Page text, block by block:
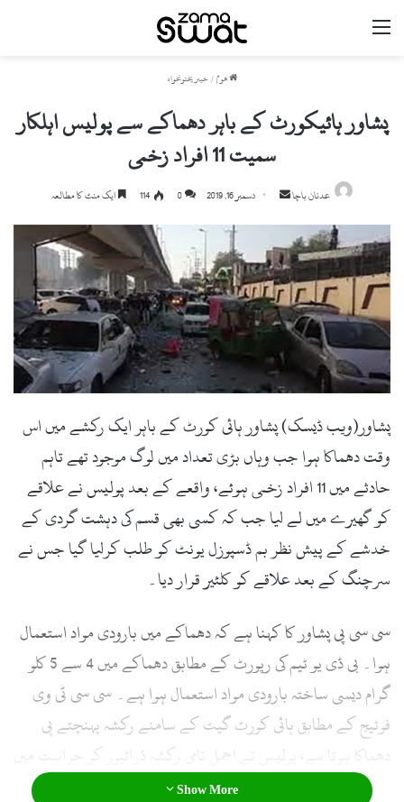
ھوم / خیبر پختونخواہ
پشاور ہائیکورٹ کے باہر دھماکے سے پولیس اہلکار
سمیت 11 افراد زخمی
عدنان باچا
d
a
n
e
a
i
دسمبر 16, 2019 0
114 ایک منٹ کا مطالعہ
پشاور(ویب ڈیسک) پشاور ہائی کورٹ کے باہر ایک رکشے میں اس
وقت دھماکا ہوا جب وہاں بڑی تعداد میں لوگ موجود تھے تاہم
حادثے میں 11 افراد زخمی ہوئے، واقعے کے بعد پولیس نے علاقے
کو گھیرے میں لے لیا جب کہ کسی بھی قسم کی دہشت گردی کے
خدشے کے پیش نظر بم ڈسپوزل یونٹ کو طلب کرلیا گیا جس نے
سرچنگ کے بعد علاقے کو کلئیر قرار دیا۔
سی سی پی پشاور کا کہنا ہے کہ دھماکے میں بارودی مواد استعمال
ہوا۔ بی ڈی یو ٹیم کی رپورٹ کے مطابق دھماکے میں 4 سے 5 کلو
گرام دیسی ساختہ بارودی مواد استعمال ہوا ہے۔ سی سی ٹی وی
فوٹیج کے مطابق ہائی کورٹ گیٹ کے سامنے رکشہ پہنچتے پی
دھماکا ہوتا ہے، پولیس نے اجمل نامی رکشہ ڈرائیور کو حراست میں
لے لیا۔
Show More